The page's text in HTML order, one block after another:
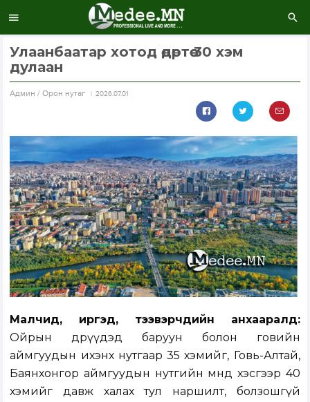
Улаанбаатар хотод өдөртөө 30 хэм
дулаан
Aдмин / Орон нутаг 2026.07.01
Малчид, иргэд, тээвэрчдийн анхааралд:
Ойрын өдрүүдэд баруун болон говийн
аймгуудын ихэнх нутгаар 35 хэмийг, Говь-Алтай,
Баянхонгор аймгуудын нутгийн өмнөд хэсгээр 40
хэмийг давж халах тул наршилт, болзошгүй